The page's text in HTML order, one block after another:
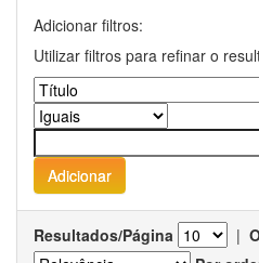
Adicionar filtros:
Utilizar filtros para refinar o
Resultados/Página |